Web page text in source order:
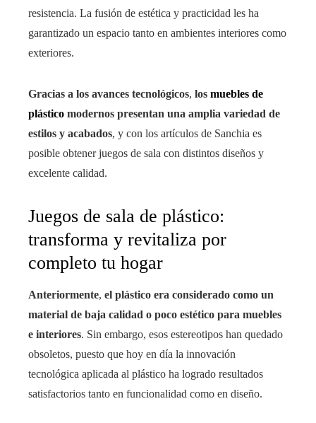
resistencia. La fusión de estética y practicidad les ha
garantizado un espacio tanto en ambientes interiores como
exteriores.
Gracias a los avances tecnológicos, los muebles de
plástico modernos presentan una amplia variedad de
estilos y acabados, y con los artículos de Sanchia es
posible obtener juegos de sala con distintos diseños y
excelente calidad.
Juegos de sala de plástico:
transforma y revitaliza por
completo tu hogar
Anteriormente, el plástico era considerado como un
material de baja calidad o poco estético para muebles
e interiores. Sin embargo, esos estereotipos han quedado
obsoletos, puesto que hoy en día la innovación
tecnológica aplicada al plástico ha logrado resultados
satisfactorios tanto en funcionalidad como en diseño.